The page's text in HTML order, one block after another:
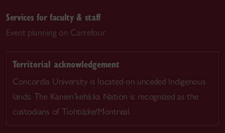
Services for faculty & staff
Event planning on Carrefour
Territorial acknowledgement
Concordia University is located on unceded Indigenous
lands. The Kanien’kehá:ka Nation is recognized as the
custodians of Tiohtià:ke/Montreal.